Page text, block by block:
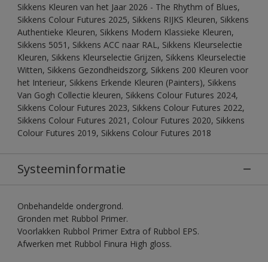
Sikkens Kleuren van het Jaar 2026 - The Rhythm of Blues,
Sikkens Colour Futures 2025, Sikkens RIJKS Kleuren, Sikkens
Authentieke Kleuren, Sikkens Modern Klassieke Kleuren,
Sikkens 5051, Sikkens ACC naar RAL, Sikkens Kleurselectie
Kleuren, Sikkens Kleurselectie Grijzen, Sikkens Kleurselectie
Witten, Sikkens Gezondheidszorg, Sikkens 200 Kleuren voor
het Interieur, Sikkens Erkende Kleuren (Painters), Sikkens
Van Gogh Collectie kleuren, Sikkens Colour Futures 2024,
Sikkens Colour Futures 2023, Sikkens Colour Futures 2022,
Sikkens Colour Futures 2021, Colour Futures 2020, Sikkens
Colour Futures 2019, Sikkens Colour Futures 2018
Systeeminformatie
Onbehandelde ondergrond.
Gronden met Rubbol Primer.
Voorlakken Rubbol Primer Extra of Rubbol EPS.
Afwerken met Rubbol Finura High gloss.